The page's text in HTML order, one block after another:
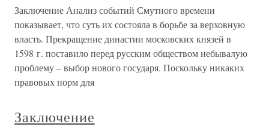
Заключение Анализ событий Смутного времени
показывает, что суть их состояла в борьбе за верховную
власть. Прекращение династии московских князей в
1598 г. поставило перед русским обществом небывалую
проблему – выбор нового государя. Поскольку никаких
правовых норм для
Заключение